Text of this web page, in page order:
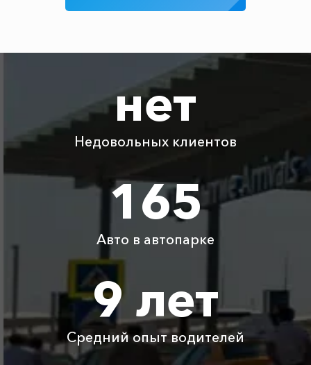
32400 ₽
3600 ₽ 7200 ₽
Адлер ⇆ Тверь 8950 ₽
Бесплатно Бесплатно Бесплатно Бесплатно
Ожидание машины Бесплатно
нет
Недовольных клиентов
165
Авто в автопарке
9 лет
Средний опыт водителей